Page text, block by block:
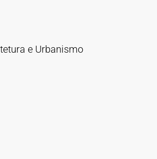
e Urbanismo